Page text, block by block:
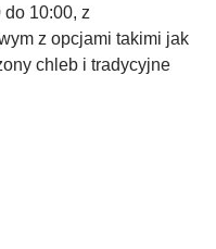
10:00, z
z opcjami takimi jak
chleb i tradycyjne